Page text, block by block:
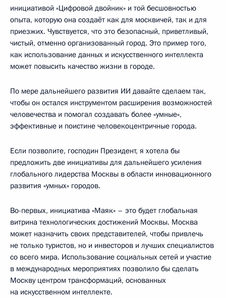
инициативой «Цифровой двойник» и той бесшовностью
опыта, которую она создаёт как для москвичей, так и для
приезжих. Чувствуется, что это безопасный, приветливый,
чистый, отменно организованный город. Это пример того,
как использование данных и искусственного интеллекта
может повысить качество жизни в городе.
По мере дальнейшего развития ИИ давайте сделаем так,
чтобы он остался инструментом расширения возможностей
человечества и помогал создавать более «умные»,
эффективные и поистине человекоцентричные города.
Если позволите, господин Президент, я хотела бы
предложить две инициативы для дальнейшего усиления
глобального лидерства Москвы в области инновационного
развития «умных» городов.
Во-первых, инициатива «Маяк» – это будет глобальная
витрина технологических достижений Москвы. Москва
может назначить своих представителей, чтобы привлечь
не только туристов, но и инвесторов и лучших специалистов
со всего мира. Использование социальных сетей и участие
в международных мероприятиях позволило бы сделать
Москву центром трансформаций, основанных
на искусственном интеллекте.